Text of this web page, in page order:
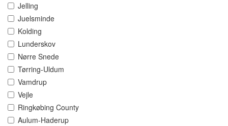
Jelling
Juelsminde
Kolding
Lunderskov
Nørre Snede
Tørring-Uldum
Vamdrup
Vejle
Ringkøbing County
Aulum-Haderup